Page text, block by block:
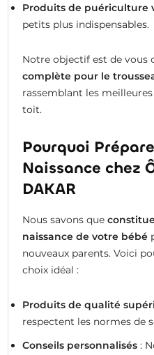
Produits de puériculture
petits plus indispensables.
Notre objectif est de vous
complète pour le
rassemblant les
toit.
Pourquoi
Naissance chez
DAKAR
Nous savons que
naissance de votre bébé
nouveaux parents. Voici
choix idéal :
Produits de qualité
respectent les normes de
Conseils personnalisés: